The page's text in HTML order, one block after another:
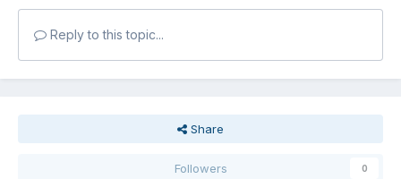
Reply to this topic...
Share
Followers 0